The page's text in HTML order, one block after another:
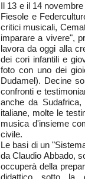
Il 13 e il 14
Fiesole e
critici musicali,
imparare a vivere",
lavora da oggi alla
dei cori infantili e
foto con uno dei
Dudamel). Decine
confronti e
anche da
italiane, molte le
musica d'insieme
civile.
Le basi di un
da Claudio Abbado,
occuperà della
didattico sotto la